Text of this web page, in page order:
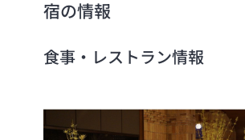
宿の情報
食事・レストラン情報